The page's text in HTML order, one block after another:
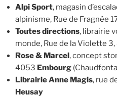
Alpi Sport, magasin
alpinisme, Rue de Fragnée
Toutes directions, librairie
monde, Rue de la Violette
Rose & Marcel, concept
4053 Embourg
Librairie Anne Magis, rue
Heusay